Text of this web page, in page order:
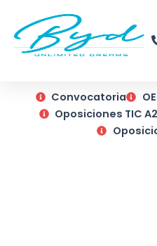
contenido
Convocatoria
Oposiciones TIC A2